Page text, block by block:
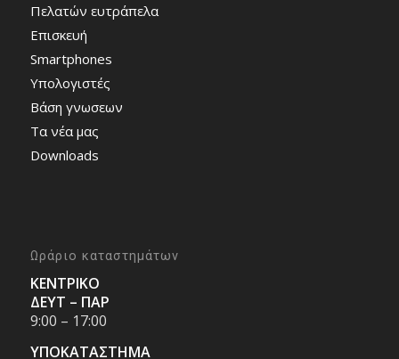
Πελατών ευτράπελα
Επισκευή
Smartphones
Υπολογιστές
Bάση γνωσεων
Τα νέα μας
Downloads
Ωράριο καταστημάτων
ΚΕΝΤΡΙΚΟ
ΔΕΥΤ – ΠΑΡ
9:00 – 17:00
ΥΠΟΚΑΤΑΣΤΗΜΑ